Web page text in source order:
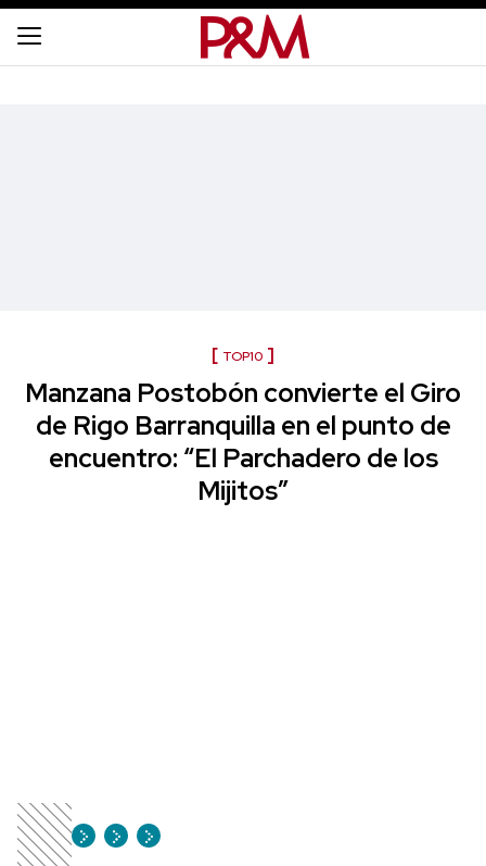
TOP10
Manzana Postobón convierte el Giro
de Rigo Barranquilla en el punto de
encuentro: “El Parchadero de los
Mijitos”